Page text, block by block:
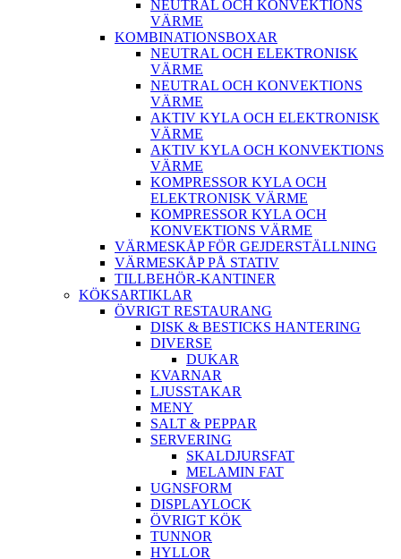
NEUTRAL OCH KONVEKTIONS
VÄRME
KOMBINATIONSBOXAR
NEUTRAL OCH ELEKTRONISK
VÄRME
NEUTRAL OCH KONVEKTIONS
VÄRME
AKTIV KYLA OCH ELEKTRONISK
VÄRME
AKTIV KYLA OCH KONVEKTIONS
VÄRME
KOMPRESSOR KYLA OCH
ELEKTRONISK VÄRME
KOMPRESSOR KYLA OCH
KONVEKTIONS VÄRME
VÄRMESKÅP FÖR GEJDERSTÄLLNING
VÄRMESKÅP PÅ STATIV
TILLBEHÖR-KANTINER
KÖKSARTIKLAR
ÖVRIGT RESTAURANG
DISK & BESTICKS HANTERING
DIVERSE
DUKAR
KVARNAR
LJUSSTAKAR
MENY
SALT & PEPPAR
SERVERING
SKALDJURSFAT
MELAMIN FAT
UGNSFORM
DISPLAYLOCK
ÖVRIGT KÖK
TUNNOR
HYLLOR